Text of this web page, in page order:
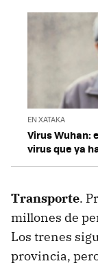
EN XATAKA
Virus Wuhan:
virus que ya
Transporte.
millones de
Los trenes
provincia,